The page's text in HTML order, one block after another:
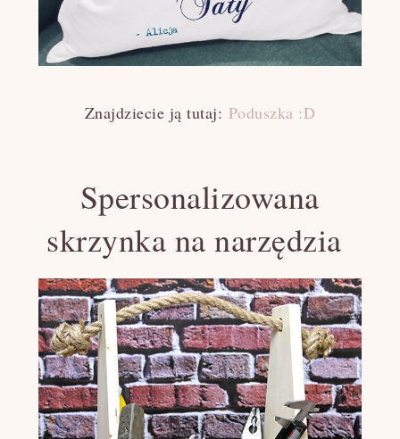
Znajdziecie ją tutaj: Poduszka :D
Spersonalizowana
skrzynka na narzędzia